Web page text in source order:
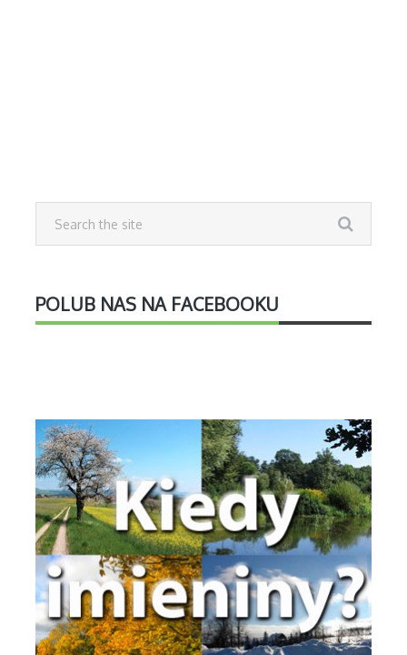
POLUB NAS NA FACEBOOKU